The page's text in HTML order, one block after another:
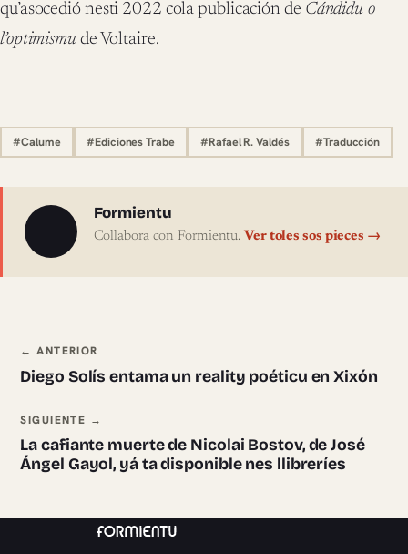
qu’asocedió nesti 2022 cola publicación de Cándidu o
l’optimismude Voltaire.
#Calume #Ediciones Trabe #Rafael R. Valdés #Traducción
Sobre l'autor
Formientu
Collabora con Formientu. Ver toles sos pieces →
Navegación ente pieces
← ANTERIOR
Diego Solís entama un reality poéticu en Xixón
SIGUIENTE →
La cafiante muerte de Nicolai Bostov, de José
Ángel Gayol, yá ta disponible nes llibreríes